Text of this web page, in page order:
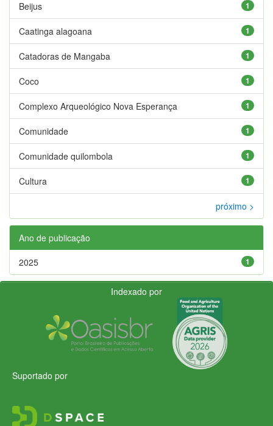
1
Beijus
1
Caatinga alagoana
1
Catadoras de Mangaba
1
Coco
1
Complexo Arqueológico Nova Esperança
1
Comunidade
1
Comunidade quilombola
1
Cultura
próximo >
Ano de publicação
1
2025
Indexado por
Suportado por